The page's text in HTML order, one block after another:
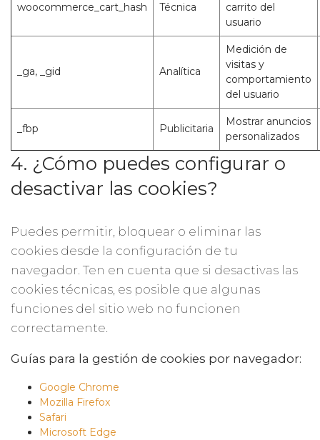
woocommerce_cart_hash Técnica
carrito del
usuario
_ga, _gid Analítica
Medición de
visitas y
comportamiento
del usuario
_fbp Publicitaria
Mostrar anuncios
personalizados
4. ¿Cómo puedes configurar o
desactivar las cookies?
Puedes permitir, bloquear o eliminar las
cookies desde la configuración de tu
navegador. Ten en cuenta que si desactivas las
cookies técnicas, es posible que algunas
funciones del sitio web no funcionen
correctamente.
Guías para la gestión de cookies por navegador:
Google Chrome
Mozilla Firefox
Safari
Microsoft Edge